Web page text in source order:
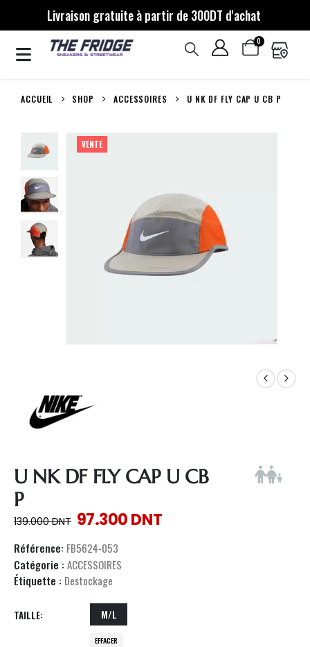
Livraison gratuite à partir de 300DT d'achat
0
ACCUEIL SHOP ACCESSOIRES U NK DF FLY CAP U CB P
VENTE
U NK DF FLY CAP U CB
P
139.000DNT 97.300DNT
Référence: FB5624-053
Catégorie : ACCESSOIRES
Étiquette : Destockage
TAILLE M/L
EFFACER